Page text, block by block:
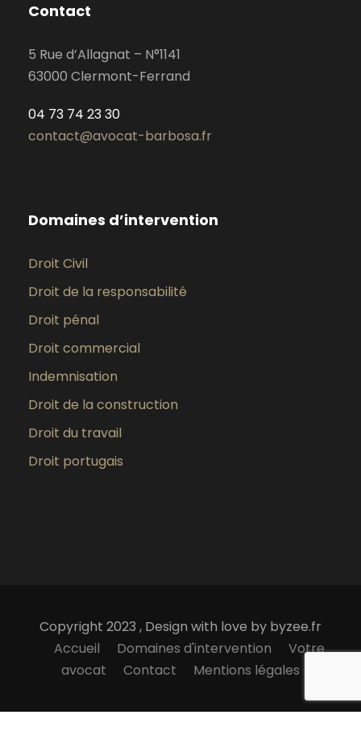
Contact
5 Rue d’Allagnat – N°1141
63000 Clermont-Ferrand
04 73 74 23 30
contact@avocat-barbosa.fr
Domaines d’intervention
Droit Civil
Droit de la responsabilité
Droit pénal
Droit commercial
Indemnisation
Droit de la construction
Droit du travail
Droit portugais
Copyright 2023 , Design with love by byzee.fr
Accueil
Domaines d'intervention
Votre
avocat
Contact Mentions légales